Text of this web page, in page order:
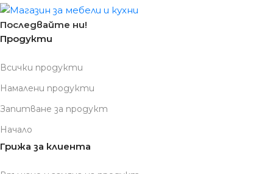
Последвайте ни!
Продукти
Всички продукти
Намалени продукти
Запитване за продукт
Начало
Грижа за клиента